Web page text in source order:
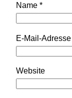
Name *
E-Mail-Adresse
Website